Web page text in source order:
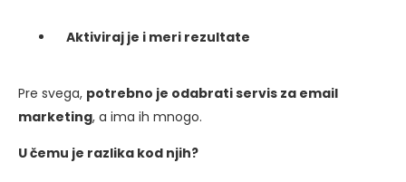
Aktiviraj je i meri rezultate
Pre svega, potrebno je odabrati servis za email
marketing, a ima ih mnogo.
U čemu je razlika kod njih?